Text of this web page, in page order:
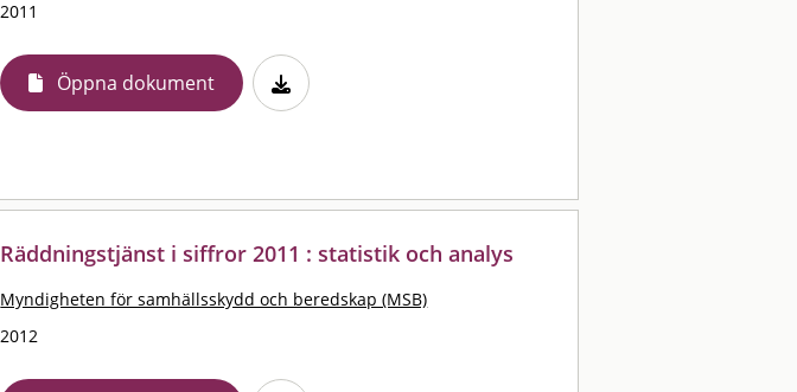
2011
Öppna dokument
Räddningstjänst i siffror 2011 : statistik och analys
Myndigheten för samhällsskydd och beredskap (MSB)
2012